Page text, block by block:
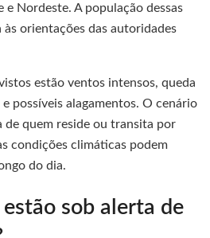
Nordeste. A população dessas
orientações das autoridades
estão ventos intensos, queda
possíveis alagamentos. O cenário
de quem reside ou transita por
condições climáticas podem
do dia.
sob alerta de